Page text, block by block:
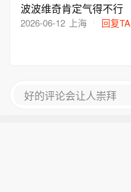
波波维奇肯定气得不行
2026-06-12 上海 回复TA
好的评论会让人崇拜